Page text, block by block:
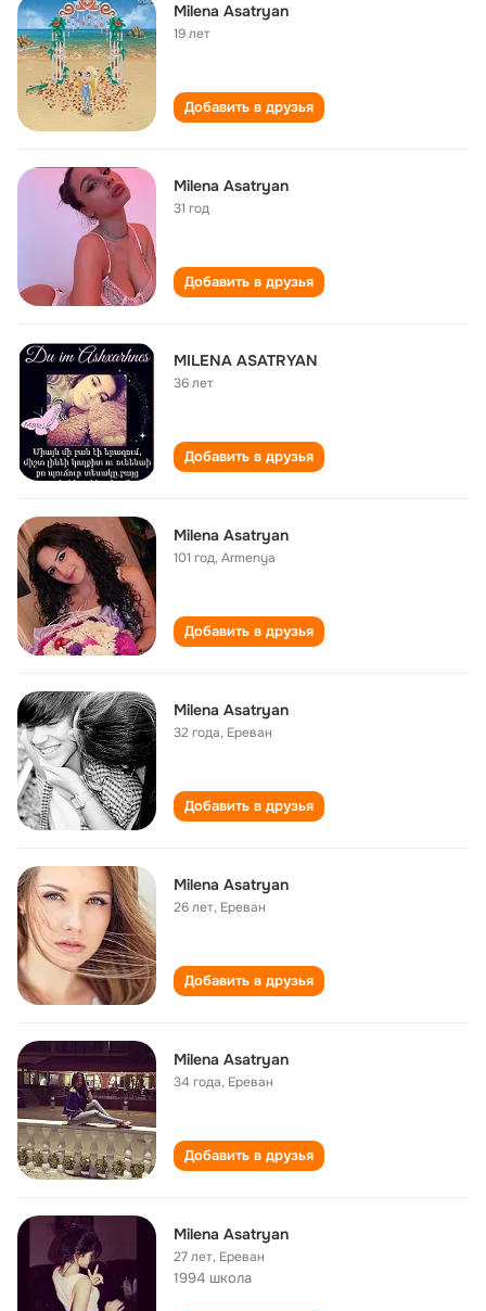
Milena Asatryan
19 лет
Добавить в друзья
Milena Asatryan
31 год
Добавить в друзья
MILENA ASATRYAN
36 лет
Добавить в друзья
Milena Asatryan
101 год,Armenya
Добавить в друзья
Milena Asatryan
32 года, Ереван
Добавить в друзья
Milena Asatryan
26 лет, Ереван
Добавить в друзья
Milena Asatryan
34 года, Ереван
Добавить в друзья
Milena Asatryan
27 лет, Ереван
1994 школа